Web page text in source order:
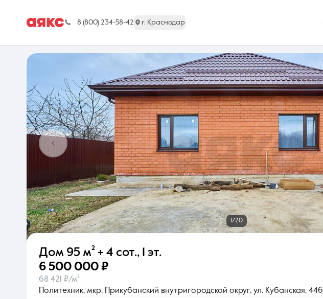
8 (800) 234-58-42 г. Краснодар
г. Краснодар
О компании
1/20
Дом 95 м² + 4 сот.,
1 эт.
6 500 000 ₽
68 421 ₽/м²
Политехник, мкр. Прикубанский внутригородской округ, ул. Кубанская, 446